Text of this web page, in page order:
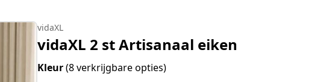
vidaXL
vidaXL 2 st Artisanaal eiken
Kleur(8 verkrijgbare opties)